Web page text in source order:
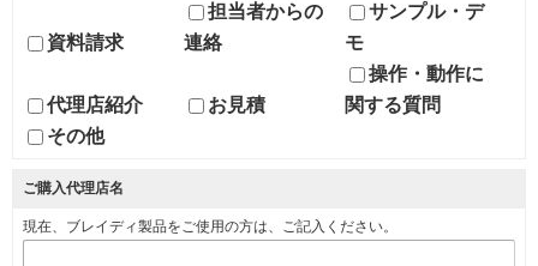
資料請求
担当者からの
連絡
サンプル・デ
モ
代理店紹介 お見積
操作・動作に
関する質問
その他
ご購入代理店名
現在、ブレイディ製品をご使用の方は、ご記入ください。